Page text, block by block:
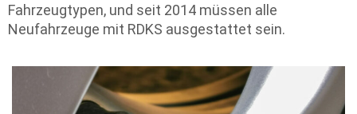
Fahrzeugtypen, und seit 2014 müssen alle
Neufahrzeuge mit RDKS ausgestattet sein.